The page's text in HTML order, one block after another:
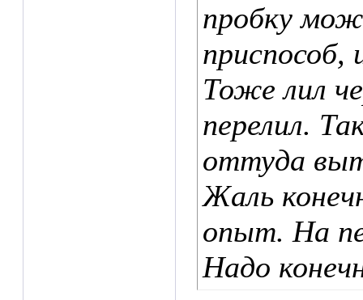
пробку
приспособ,
Тоже лил
перелил.
оттуда
Жаль
опыт. На
Надо